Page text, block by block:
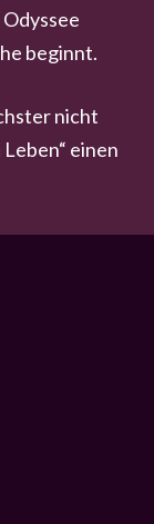
beginnt.
nicht
einen